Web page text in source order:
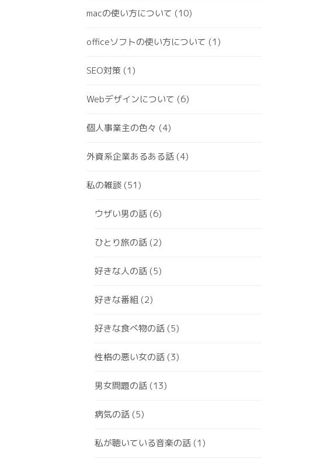
macの使い方について (10)
officeソフトの使い方について (1)
SEO対策 (1)
Webデザインについて (6)
個人事業主の色々 (4)
外資系企業あるある話 (4)
私の雑談 (51)
ウザい男の話 (6)
ひとり旅の話 (2)
好きな人の話 (5)
好きな番組 (2)
好きな食べ物の話 (5)
性格の悪い女の話 (3)
男女問題の話 (13)
病気の話 (5)
私が聴いている音楽の話 (1)